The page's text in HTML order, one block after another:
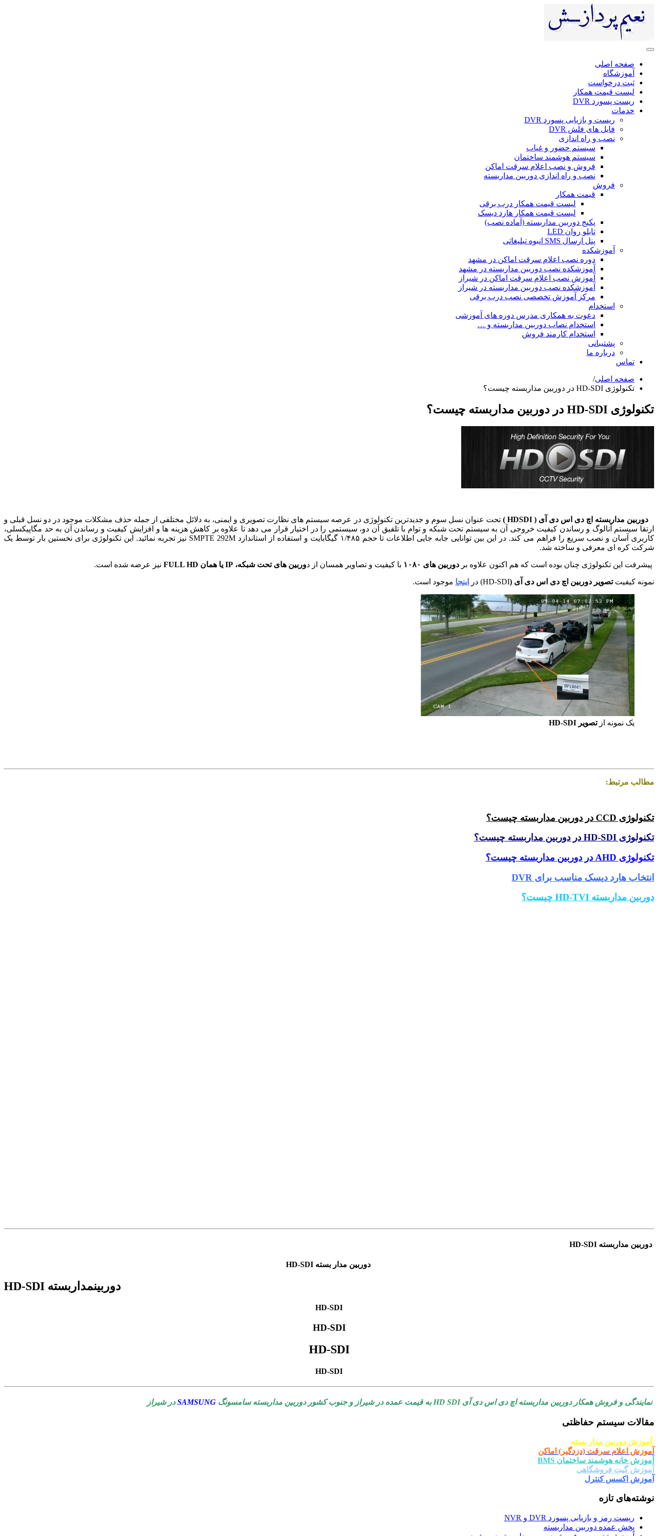
صفحه اصلی
آموزشگاه
ثبت درخواست
لیست قیمت همکار
ریست پسورد DVR
خدمات
ریست و بازیابی پسورد DVR
فایل های فلش DVR
نصب و راه اندازی
سیستم حضور و غیاب
سیستم هوشمند ساختمان
فروش و نصب اعلام سرقت اماکن
نصب و راه اندازی دوربین مداربسته
فروش
قیمت همکار
لیست قیمت همکار درب برقی
لیست قیمت همکار هارد دیسک
پکیج دوربین مداربسته (آماده نصب)
تابلو روان LED
پنل ارسال SMS انبوه تبلیغاتی
آموزشکده
دوره نصب اعلام سرقت اماکن در مشهد
آموزشکده نصب دوربین مداربسته در مشهد
آموزش نصب اعلام سرقت اماکن در شیراز
آموزشکده نصب دوربین مداربسته در شیراز
مرکز آموزش تخصصی نصب درب برقی
استخدام
دعوت به همکاری مدرس دوره های آموزشی
استخدام نصاب دوربین مداربسته و …
استخدام کارمند فروش
پشتیبانی
درباره ما
تماس
صفحه اصلی/
تکنولوژی HD-SDI در دوربین مداربسته چیست؟
تکنولوژی HD-SDI در دوربین مداربسته چیست؟
دوربین مداربسته اچ دی اس دی آی ( HDSDI )
تحت عنوان نسل سوم و جدیدترین تکنولوژی در عرصه سیستم های نظارت تصویری و ایمنی، به دلائل مختلفی از جمله حذف مشکلات موجود در دو نسل قبلی و
ارتقا سیستم آنالوگ و رساندن کیفیت خروجی آن به سیستم تحت شبکه و توام با تلفیق آن دو، سیستمی را در اختیار قرار می دهد تا علاوه بر کاهش هزینه ها و افزایش کیفیت و رساندن آن به حد مگاپیکسلی،
کاربری آسان و نصب سریع را فراهم می کند. در این بین توانایی جابه جایی اطلاعات تا حجم ۱/۴۸۵ گیگابایت و استفاده از استاندارد SMPTE 292M نیز تجربه نمائید. این تکنولوژی برای نخستین بار توسط یک
شرکت کره ای معرفی و ساخته شد.
پیشرفت این تکنولوژی چنان بوده است که هم اکنون علاوه بر دوربین های ۱۰۸۰ با کیفیت و تصاویر همسان از دوربین های تحت شبکه، IP یا همان FULL HD نیز عرضه شده است.
نمونه کیفیتتصویر دوربین اچ دی اس دی آی (HD-SDI) در اینجا موجود است.
یک نمونه ازتصویر HD-SDI
مطالب مرتبط:
تکنولوژی CCD در دوربین مداربسته چیست؟
تکنولوژی HD-SDI در دوربین مداربسته چیست؟
تکنولوژی AHD در دوربین مداربسته چیست؟
انتخاب هارد دیسک مناسب برای DVR
دوربین مداربسته HD-TVI چیست؟
دوربین مداربسته HD-SDI
دوربین مدار بسته HD-SDI
دوربینمداربسته HD-SDI
HD-SDI
HD-SDI
نمایندگی و فروش همکار دوربین مداربسته اچ دی اس دی آی HD SDI به قیمت عمده در شیراز و جنوب کشور دوربین مداربسته سامسونگ SAMSUNG در شیراز
مقالات سیستم حفاظتی
آموزش دوربین مدار بسته
آموزش اعلام سرقت (دزدگیر) اماکن
آموزش خانه هوشمند ساختمان BMS
آموزش گیت فروشگاهی
آموزش اکسس کنترل
نوشته‌های تازه
ریست رمز و بازیابی پسورد DVR و NVR
پخش عمده دوربین مداربسته